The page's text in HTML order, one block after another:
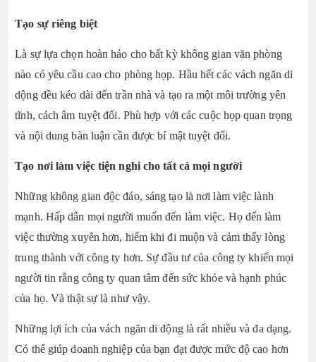
Tạo sự riêng biệt
Là sự lựa chọn hoàn hảo cho bất kỳ không gian văn phòng
nào có yêu cầu cao cho phòng họp. Hầu hết các vách ngăn di
dộng đều kéo dài đến trần nhà và tạo ra một môi trường yên
tĩnh, cách âm tuyệt đối. Phù hợp với các cuộc họp quan trọng
và nội dung bàn luận cần được bí mật tuyệt đối.
Tạo nơi làm việc tiện nghi cho tất cả mọi người
Những không gian độc đáo, sáng tạo là nơi làm việc lành
mạnh. Hấp dẫn mọi người muốn đến làm việc. Họ đến làm
việc thường xuyên hơn, hiếm khi đi muộn và cảm thấy lòng
trung thành với công ty hơn. Sự đầu tư của công ty khiến mọi
người tin rằng công ty quan tâm đến sức khỏe và hạnh phúc
của họ. Và thật sự là như vậy.
Những lợi ích của vách ngăn di động là rất nhiều và đa dạng.
Có thể giúp doanh nghiệp của bạn đạt được mức độ cao hơn